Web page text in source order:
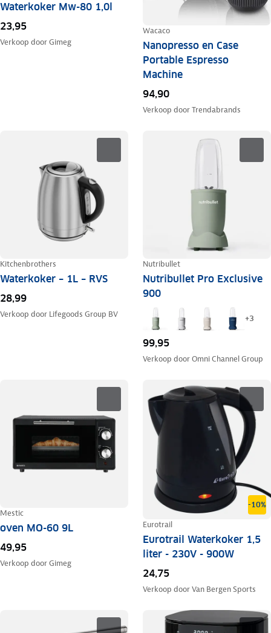
Waterkoker Mw-80 1,0l
23,95
Verkoop doorGimeg
Wacaco
Nanopresso en Case
Portable Espresso
Machine
94,90
Verkoop doorTrendabrands
Kitchenbrothers
Waterkoker – 1L – RVS
28,99
Verkoop door Lifegoods Group BV
Nutribullet
Nutribullet Pro Exclusive
900
+3
99,95
Verkoop doorOmni Channel Group
Mestic
oven MO-60 9L
49,95
Verkoop doorGimeg
-10%
Eurotrail
Eurotrail Waterkoker 1,5
liter - 230V - 900W
24,75
Verkoop doorVan Bergen Sports